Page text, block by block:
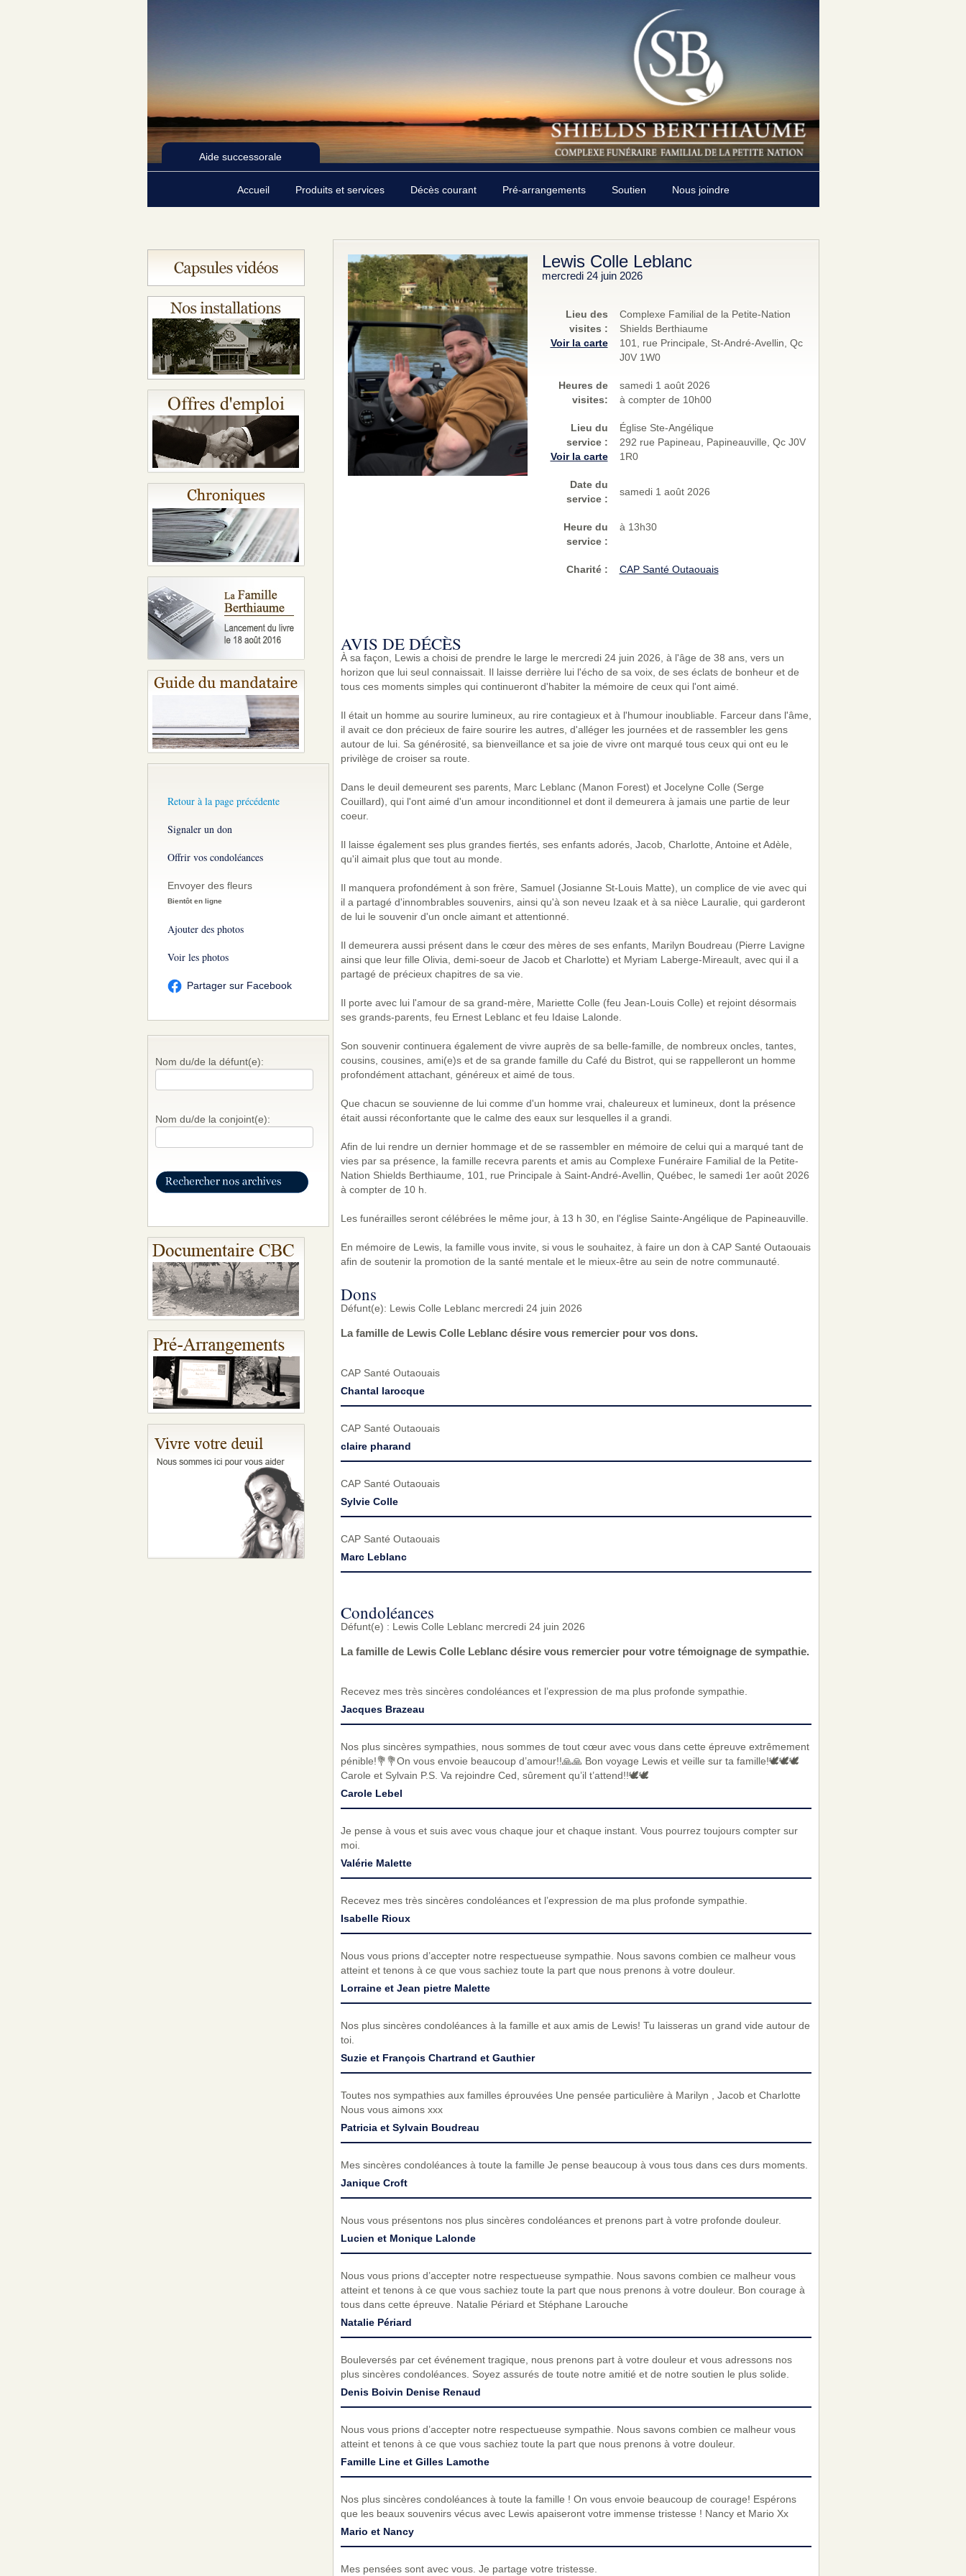
Aide successorale
Accueil Produits et services Décès courant Pré-arrangements Soutien Nous joindre
Retour à la page précédente
Signaler un don
Offrir vos condoléances
Envoyer des fleurs
Bientôt en ligne
Ajouter des photos
Voir les photos
Partager sur Facebook
Nom du/de la défunt(e):
Nom du/de la conjoint(e):
Lewis Colle Leblanc
mercredi 24 juin 2026
Lieu des
visites :
Voir la carte
Complexe Familial de la Petite-Nation
Shields Berthiaume
101, rue Principale, St-André-Avellin, Qc
J0V 1W0
Heures de
visites:
samedi 1 août 2026
à compter de 10h00
Lieu du
service :
Voir la carte
Église Ste-Angélique
292 rue Papineau, Papineauville, Qc J0V
1R0
Date du
service :
samedi 1 août 2026
Heure du
service :
à 13h30
Charité: CAP Santé Outaouais
AVIS DE DÉCÈS
À sa façon, Lewis a choisi de prendre le large le mercredi 24 juin 2026, à l'âge de 38 ans, vers un
horizon que lui seul connaissait. Il laisse derrière lui l'écho de sa voix, de ses éclats de bonheur et de
tous ces moments simples qui continueront d'habiter la mémoire de ceux qui l'ont aimé.
Il était un homme au sourire lumineux, au rire contagieux et à l'humour inoubliable. Farceur dans l'âme,
il avait ce don précieux de faire sourire les autres, d'alléger les journées et de rassembler les gens
autour de lui. Sa générosité, sa bienveillance et sa joie de vivre ont marqué tous ceux qui ont eu le
privilège de croiser sa route.
Dans le deuil demeurent ses parents, Marc Leblanc (Manon Forest) et Jocelyne Colle (Serge
Couillard), qui l'ont aimé d'un amour inconditionnel et dont il demeurera à jamais une partie de leur
coeur.
Il laisse également ses plus grandes fiertés, ses enfants adorés, Jacob, Charlotte, Antoine et Adèle,
qu'il aimait plus que tout au monde.
Il manquera profondément à son frère, Samuel (Josianne St-Louis Matte), un complice de vie avec qui
il a partagé d'innombrables souvenirs, ainsi qu'à son neveu Izaak et à sa nièce Lauralie, qui garderont
de lui le souvenir d'un oncle aimant et attentionné.
Il demeurera aussi présent dans le cœur des mères de ses enfants, Marilyn Boudreau (Pierre Lavigne
ainsi que leur fille Olivia, demi-soeur de Jacob et Charlotte) et Myriam Laberge-Mireault, avec qui il a
partagé de précieux chapitres de sa vie.
Il porte avec lui l'amour de sa grand-mère, Mariette Colle (feu Jean-Louis Colle) et rejoint désormais
ses grands-parents, feu Ernest Leblanc et feu Idaise Lalonde.
Son souvenir continuera également de vivre auprès de sa belle-famille, de nombreux oncles, tantes,
cousins, cousines, ami(e)s et de sa grande famille du Café du Bistrot, qui se rappelleront un homme
profondément attachant, généreux et aimé de tous.
Que chacun se souvienne de lui comme d'un homme vrai, chaleureux et lumineux, dont la présence
était aussi réconfortante que le calme des eaux sur lesquelles il a grandi.
Afin de lui rendre un dernier hommage et de se rassembler en mémoire de celui qui a marqué tant de
vies par sa présence, la famille recevra parents et amis au Complexe Funéraire Familial de la Petite-
Nation Shields Berthiaume, 101, rue Principale à Saint-André-Avellin, Québec, le samedi 1er août 2026
à compter de 10 h.
Les funérailles seront célébrées le même jour, à 13 h 30, en l'église Sainte-Angélique de Papineauville.
En mémoire de Lewis, la famille vous invite, si vous le souhaitez, à faire un don à CAP Santé Outaouais
afin de soutenir la promotion de la santé mentale et le mieux-être au sein de notre communauté.
Dons
Défunt(e): Lewis Colle Leblanc mercredi 24 juin 2026
La famille de Lewis Colle Leblanc désire vous remercier pour vos dons.
CAP Santé Outaouais
Chantal larocque
CAP Santé Outaouais
claire pharand
CAP Santé Outaouais
Sylvie Colle
CAP Santé Outaouais
Marc Leblanc
Condoléances
Défunt(e) : Lewis Colle Leblanc mercredi 24 juin 2026
La famille de Lewis Colle Leblanc désire vous remercier pour votre témoignage de sympathie.
Recevez mes très sincères condoléances et l’expression de ma plus profonde sympathie.
Jacques Brazeau
Nos plus sincères sympathies, nous sommes de tout cœur avec vous dans cette épreuve extrêmement
pénible!💐💐On vous envoie beaucoup d’amour!!🙏🙏 Bon voyage Lewis et veille sur ta famille!🕊️🕊️🕊️
Carole et Sylvain P.S. Va rejoindre Ced, sûrement qu’il t’attend!!🕊️🕊️
Carole Lebel
Je pense à vous et suis avec vous chaque jour et chaque instant. Vous pourrez toujours compter sur
moi.
Valérie Malette
Recevez mes très sincères condoléances et l’expression de ma plus profonde sympathie.
Isabelle Rioux
Nous vous prions d’accepter notre respectueuse sympathie. Nous savons combien ce malheur vous
atteint et tenons à ce que vous sachiez toute la part que nous prenons à votre douleur.
Lorraine et Jean pietre Malette
Nos plus sincères condoléances à la famille et aux amis de Lewis! Tu laisseras un grand vide autour de
toi.
Suzie et François Chartrand et Gauthier
Toutes nos sympathies aux familles éprouvées Une pensée particulière à Marilyn , Jacob et Charlotte
Nous vous aimons xxx
Patricia et Sylvain Boudreau
Mes sincères condoléances à toute la famille Je pense beaucoup à vous tous dans ces durs moments.
Janique Croft
Nous vous présentons nos plus sincères condoléances et prenons part à votre profonde douleur.
Lucien et Monique Lalonde
Nous vous prions d’accepter notre respectueuse sympathie. Nous savons combien ce malheur vous
atteint et tenons à ce que vous sachiez toute la part que nous prenons à votre douleur. Bon courage à
tous dans cette épreuve. Natalie Périard et Stéphane Larouche
Natalie Périard
Bouleversés par cet événement tragique, nous prenons part à votre douleur et vous adressons nos
plus sincères condoléances. Soyez assurés de toute notre amitié et de notre soutien le plus solide.
Denis Boivin Denise Renaud
Nous vous prions d’accepter notre respectueuse sympathie. Nous savons combien ce malheur vous
atteint et tenons à ce que vous sachiez toute la part que nous prenons à votre douleur.
Famille Line et Gilles Lamothe
Nos plus sincères condoléances à toute la famille ! On vous envoie beaucoup de courage! Espérons
que les beaux souvenirs vécus avec Lewis apaiseront votre immense tristesse ! Nancy et Mario Xx
Mario et Nancy
Mes pensées sont avec vous. Je partage votre tristesse.